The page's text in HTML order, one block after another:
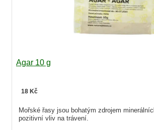
Agar 10 g
18 Kč
Mořské řasy jsou bohatým zdrojem
pozitivní vliv na trávení.